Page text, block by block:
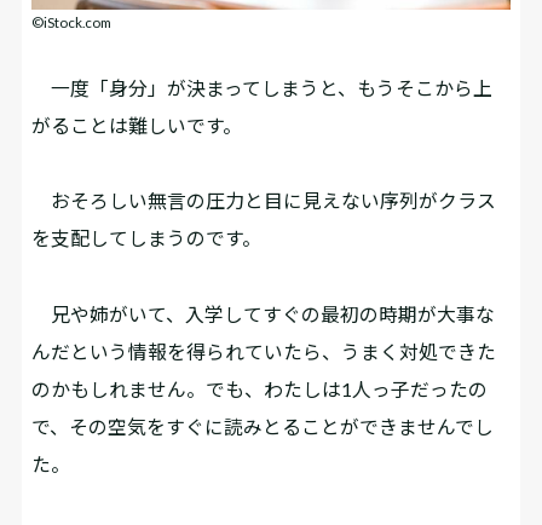
©iStock.com
一度「身分」が決まってしまうと、もうそこから上
がることは難しいです。
おそろしい無言の圧力と目に見えない序列がクラス
を支配してしまうのです。
兄や姉がいて、入学してすぐの最初の時期が大事な
んだという情報を得られていたら、うまく対処できた
のかもしれません。でも、わたしは1人っ子だったの
で、その空気をすぐに読みとることができませんでし
た。